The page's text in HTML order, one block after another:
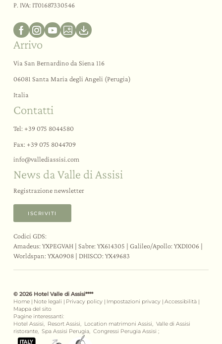
P. IVA: IT01687330546
Arrivo
Via San Bernardino da Siena 116
06081 Santa Maria degli Angeli (Perugia)
Italia
Contatti
Tel:+39 075 8044580
Fax: +39 075 8044709
info@vallediassisi.com
News da Valle di Assisi
Registrazione newsletter
ISCRIVITI
Codici GDS:
Amadeus: YXPEGVAH | Sabre: YX614305 | Galileo/Apollo: YXDI006 |
Worldspan: YXA0908 | DHISCO: YX49683
© 2026 Hotel Valle di Assisi****
Home | Note legali | Privacy policy | Impostazioni privacy | Accessibilità |
Mappa del sito
Pagine interessanti:
Hotel Assisi, Resort Assisi, Location matrimoni Assisi, Valle di Assisi
ristorante, Spa Assisi Perugia, Congressi Perugia Assisi ;